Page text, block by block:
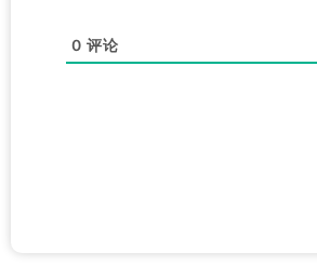
0 评论